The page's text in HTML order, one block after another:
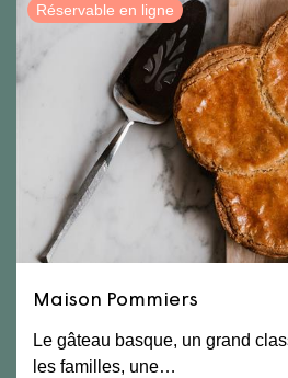
Réservable en ligne
Maison Pommiers
Le gâteau basque, un grand
les familles, une…